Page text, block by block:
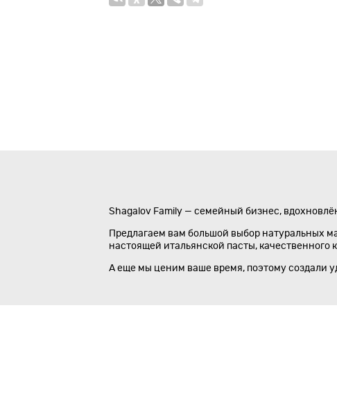
Shagalov Family — семейный бизнес,
Предлагаем вам большой выбор натуральных
настоящей итальянской пасты, качественного
А еще мы ценим ваше время, поэтому создали